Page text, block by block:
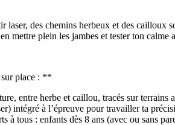
laser, des chemins herbeux et des cailloux
mettre plein les jambes et tester ton
place : **
entre herbe et caillou, tracés sur terrains
intégré à l’épreuve pour travailler ta
à tous : enfants dès 8 ans (avec ou sans